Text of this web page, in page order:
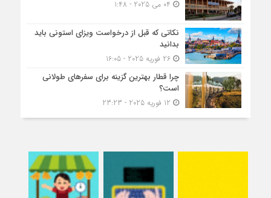
نکاتی که قبل از درخواست ویزای استونی باید
بدانید
26 فوریه 2025 - 16:05
چرا قطار بهترین گزینه برای سفرهای طولانی
است؟